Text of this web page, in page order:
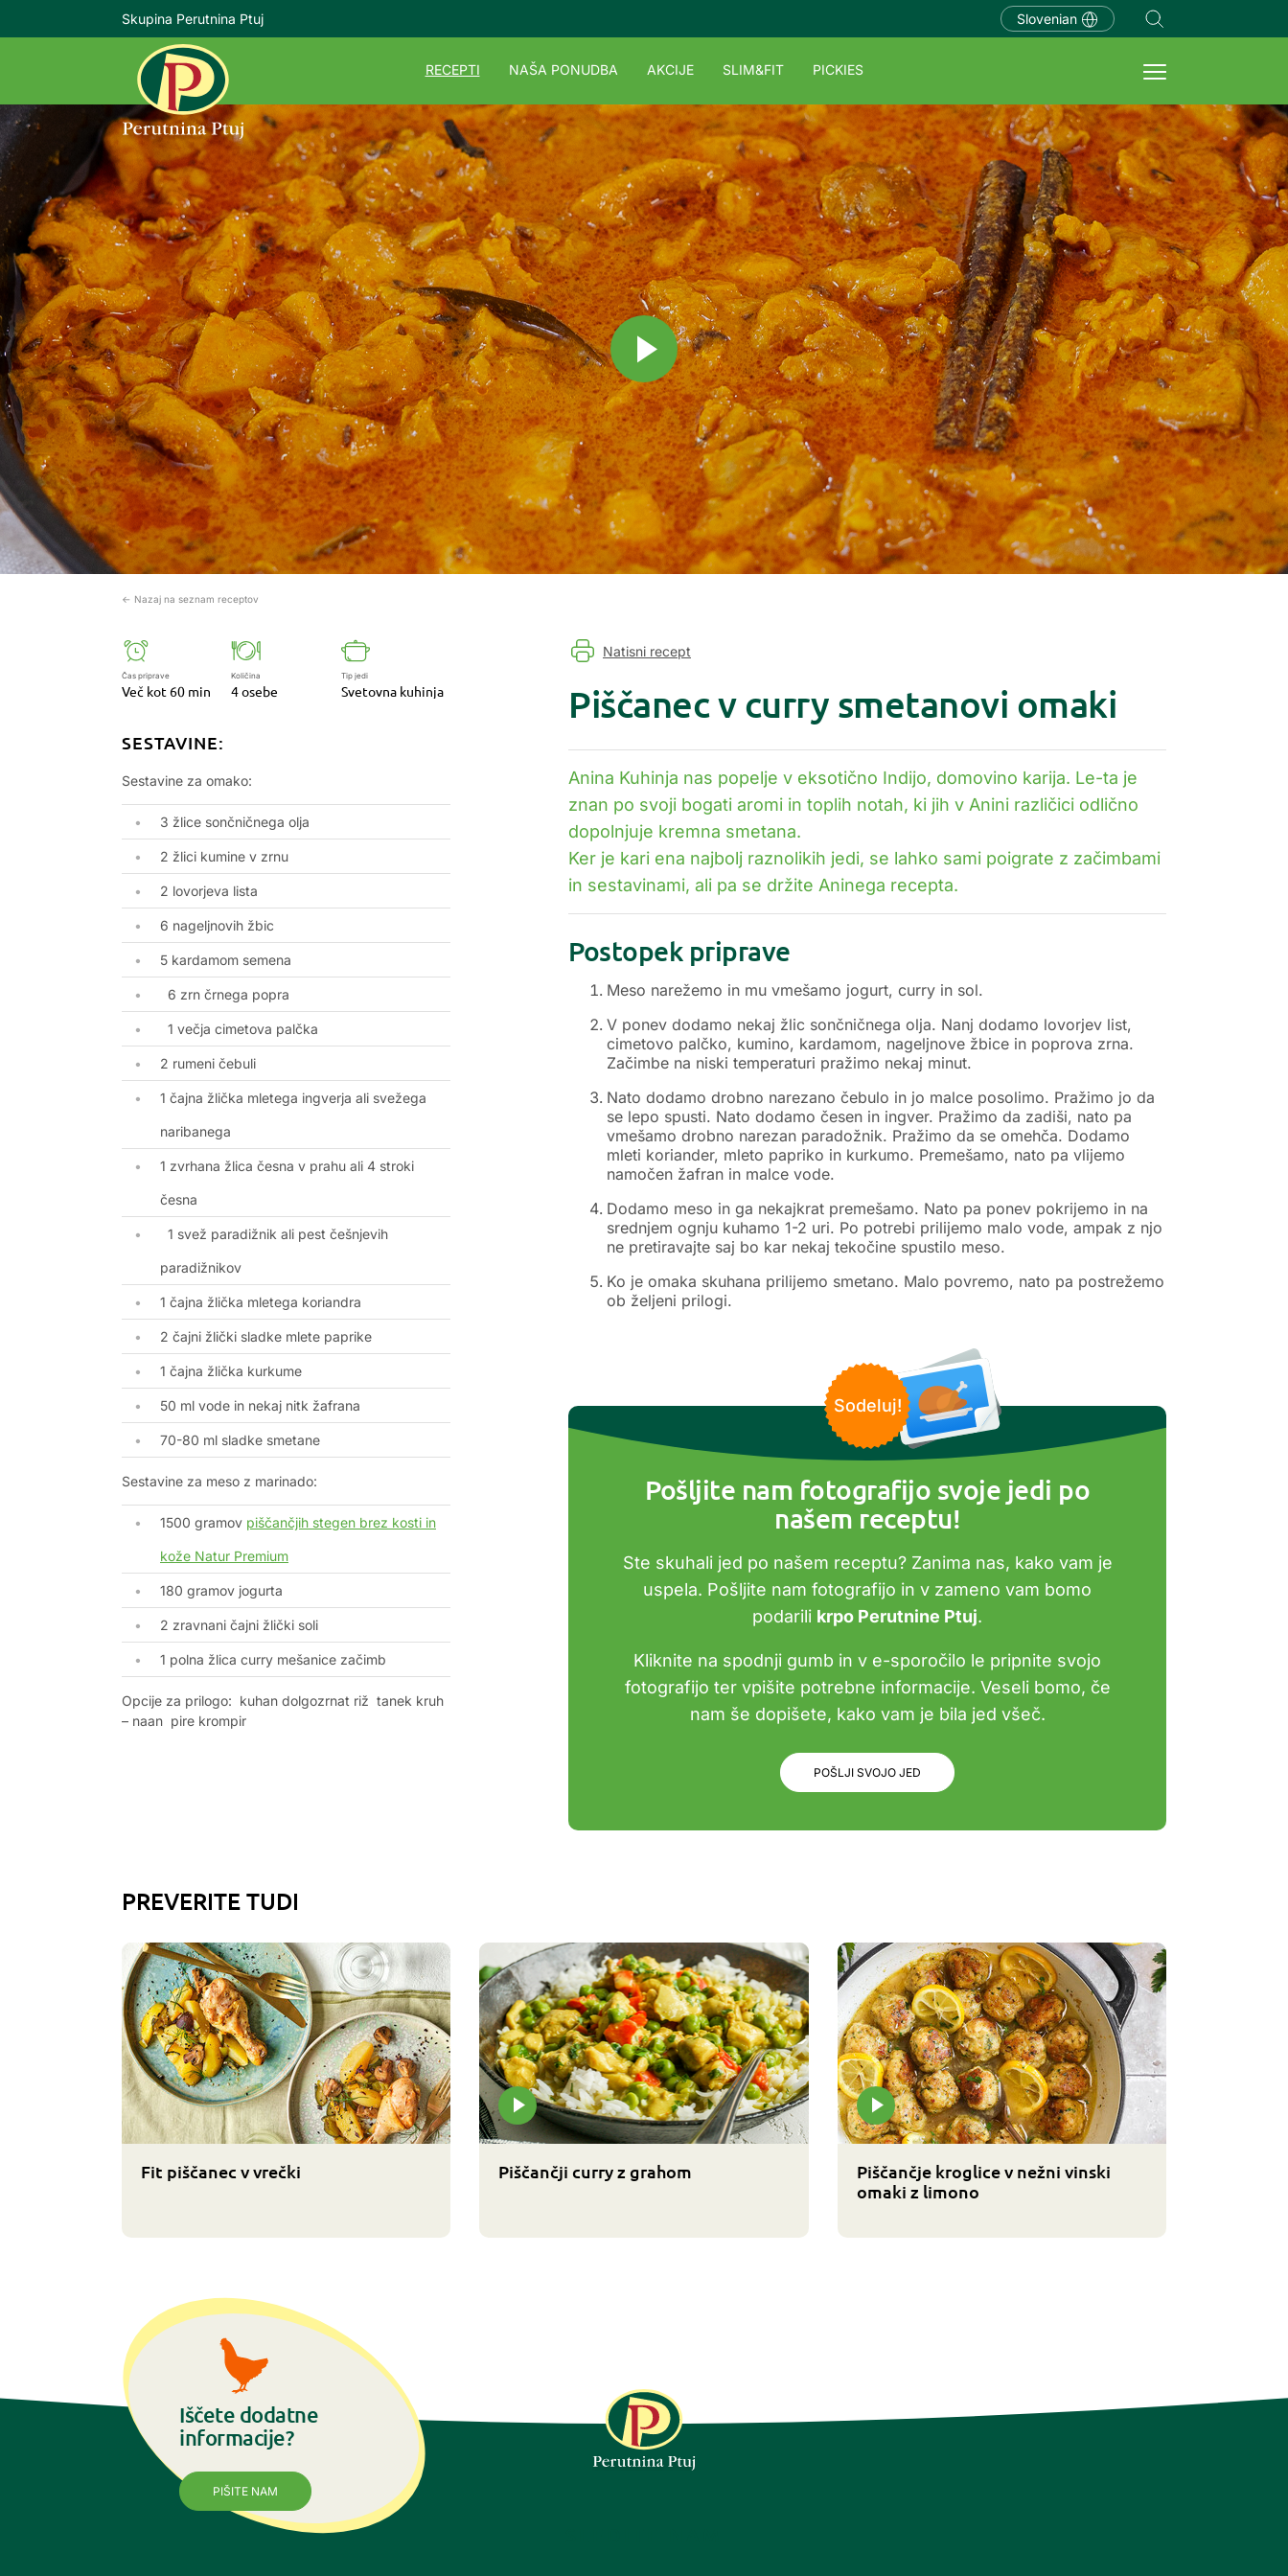
Skupina Perutnina Ptuj Slovenian
RECEPTI NAŠA PONUDBA AKCIJE SLIM&FIT PICKIES
← Nazaj na seznam receptov
Čas priprave
Več kot 60 min
Količina
4 osebe
Tip jedi
Svetovna kuhinja
SESTAVINE:
Sestavine za omako:
3 žlice sončničnega olja
2 žlici kumine v zrnu
2 lovorjeva lista
6 nageljnovih žbic
5 kardamom semena
6 zrn črnega popra
1 večja cimetova palčka
2 rumeni čebuli
1 čajna žlička mletega ingverja ali svežega
naribanega
1 zvrhana žlica česna v prahu ali 4 stroki
česna
1 svež paradižnik ali pest češnjevih
paradižnikov
1 čajna žlička mletega koriandra
2 čajni žlički sladke mlete paprike
1 čajna žlička kurkume
50 ml vode in nekaj nitk žafrana
70-80 ml sladke smetane
Sestavine za meso z marinado:
1500 gramov piščančjih stegen brez kosti in
kože Natur Premium
180 gramov jogurta
2 zravnani čajni žlički soli
1 polna žlica curry mešanice začimb
Opcije za prilogo: kuhan dolgozrnat riž tanek kruh
– naan pire krompir
Natisni recept
Piščanec v curry smetanovi omaki
Anina Kuhinja nas popelje v eksotično Indijo, domovino karija. Le-ta je
znan po svoji bogati aromi in toplih notah, ki jih v Anini različici odlično
dopolnjuje kremna smetana.
Ker je kari ena najbolj raznolikih jedi, se lahko sami poigrate z začimbami
in sestavinami, ali pa se držite Aninega recepta.
Postopek priprave
Meso narežemo in mu vmešamo jogurt, curry in sol.
V ponev dodamo nekaj žlic sončničnega olja. Nanj dodamo lovorjev list,
cimetovo palčko, kumino, kardamom, nageljnove žbice in poprova zrna.
Začimbe na niski temperaturi pražimo nekaj minut.
Nato dodamo drobno narezano čebulo in jo malce posolimo. Pražimo jo da
se lepo spusti. Nato dodamo česen in ingver. Pražimo da zadiši, nato pa
vmešamo drobno narezan paradožnik. Pražimo da se omehča. Dodamo
mleti koriander, mleto papriko in kurkumo. Premešamo, nato pa vlijemo
namočen žafran in malce vode.
Dodamo meso in ga nekajkrat premešamo. Nato pa ponev pokrijemo in na
srednjem ognju kuhamo 1-2 uri. Po potrebi prilijemo malo vode, ampak z njo
ne pretiravajte saj bo kar nekaj tekočine spustilo meso.
Ko je omaka skuhana prilijemo smetano. Malo povremo, nato pa postrežemo
ob željeni prilogi.
Sodeluj!
Pošljite nam fotografijo svoje jedi po
našem receptu!
Ste skuhali jed po našem receptu? Zanima nas, kako vam je
uspela. Pošljite nam fotografijo in v zameno vam bomo
podarili krpo Perutnine Ptuj.
Kliknite na spodnji gumb in v e-sporočilo le pripnite svojo
fotografijo ter vpišite potrebne informacije. Veseli bomo, če
nam še dopišete, kako vam je bila jed všeč.
POŠLJI SVOJO JED
PREVERITE TUDI
Fit piščanec v vrečki Piščančji curry z grahom
Piščančje kroglice v nežni vinski
omaki z limono
Iščete dodatne
informacije?
PIŠITE NAM